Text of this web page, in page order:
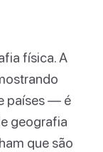
física. A
países — é
geografia
que são